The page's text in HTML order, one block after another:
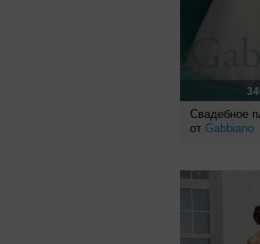
Свадебное
от Gabbiano